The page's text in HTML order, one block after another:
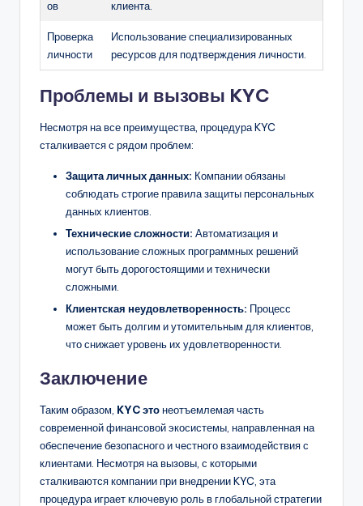
ов клиента.
Проверка
личности
Использование специализированных
ресурсов для подтверждения личности.
Проблемы и вызовы KYC
Несмотря на все преимущества, процедура KYC
сталкивается с рядом проблем:
Защита личных данных: Компании обязаны
соблюдать строгие правила защиты персональных
данных клиентов.
Технические сложности: Автоматизация и
использование сложных программных решений
могут быть дорогостоящими и технически
сложными.
Клиентская неудовлетворенность: Процесс
может быть долгим и утомительным для клиентов,
что снижает уровень их удовлетворенности.
Заключение
Таким образом, KYC этонеотъемлемая часть
современной финансовой экосистемы, направленная на
обеспечение безопасного и честного взаимодействия с
клиентами. Несмотря на вызовы, с которыми
сталкиваются компании при внедрении KYC, эта
процедура играет ключевую роль в глобальной стратегии